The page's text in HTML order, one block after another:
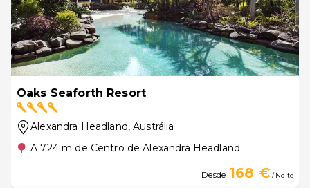
Oaks Seaforth Resort
Alexandra Headland, Austrália
A 724 m de Centro de Alexandra Headland
Desde 168 €/ Noite